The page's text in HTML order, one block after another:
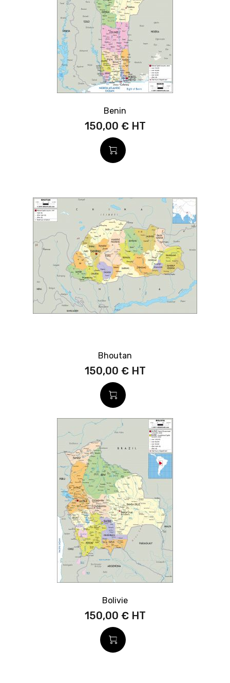
Benin
150,00 €
Bhoutan
150,00 €
Bolivie
150,00 €